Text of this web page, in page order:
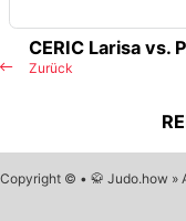
Zurück
CERIC Larisa vs.
Copyright © • 🥋 Judo.how »